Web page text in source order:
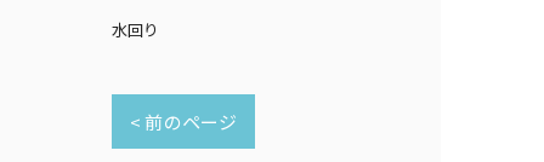
水回り
< 前のページ